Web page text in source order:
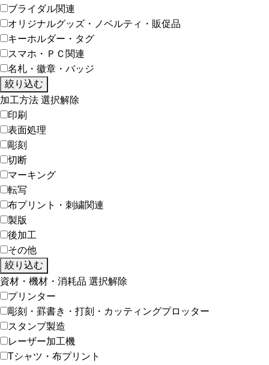
ブライダル関連
オリジナルグッズ・ノベルティ・販促品
キーホルダー・タグ
スマホ・ＰＣ関連
名札・徽章・バッジ
絞り込む
加工方法 選択解除
印刷
表面処理
彫刻
切断
マーキング
転写
布プリント・刺繍関連
製版
後加工
その他
絞り込む
資材・機材・消耗品 選択解除
プリンター
彫刻・罫書き・打刻・カッティングプロッター
スタンプ製造
レーザー加工機
Tシャツ・布プリント